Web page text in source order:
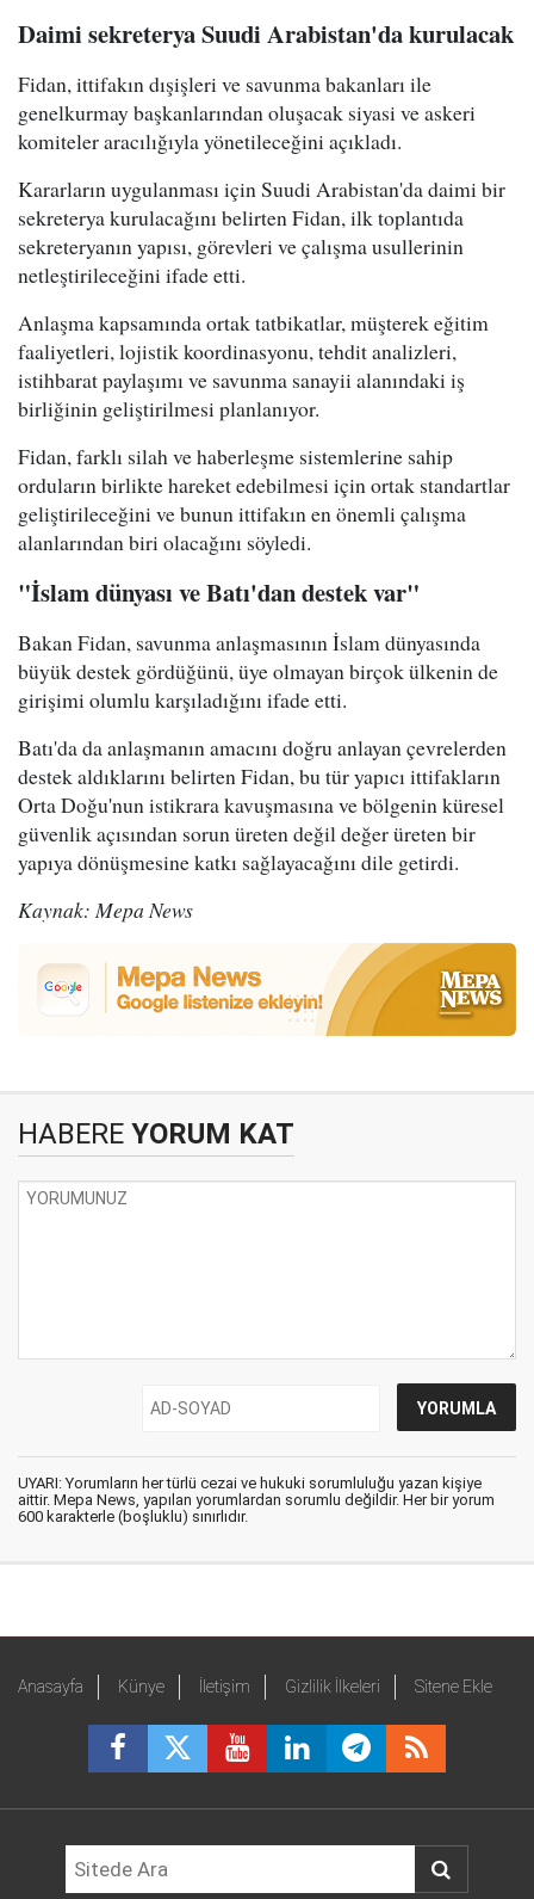
Daimi sekreterya Suudi Arabistan'da kurulacak
Fidan, ittifakın dışişleri ve savunma bakanları ile
genelkurmay başkanlarından oluşacak siyasi ve askeri
komiteler aracılığıyla yönetileceğini açıkladı.
Kararların uygulanması için Suudi Arabistan'da daimi bir
sekreterya kurulacağını belirten Fidan, ilk toplantıda
sekreteryanın yapısı, görevleri ve çalışma usullerinin
netleştirileceğini ifade etti.
Anlaşma kapsamında ortak tatbikatlar, müşterek eğitim
faaliyetleri, lojistik koordinasyonu, tehdit analizleri,
istihbarat paylaşımı ve savunma sanayii alanındaki iş
birliğinin geliştirilmesi planlanıyor.
Fidan, farklı silah ve haberleşme sistemlerine sahip
orduların birlikte hareket edebilmesi için ortak standartlar
geliştirileceğini ve bunun ittifakın en önemli çalışma
alanlarından biri olacağını söyledi.
"İslam dünyası ve Batı'dan destek var"
Bakan Fidan, savunma anlaşmasının İslam dünyasında
büyük destek gördüğünü, üye olmayan birçok ülkenin de
girişimi olumlu karşıladığını ifade etti.
Batı'da da anlaşmanın amacını doğru anlayan çevrelerden
destek aldıklarını belirten Fidan, bu tür yapıcı ittifakların
Orta Doğu'nun istikrara kavuşmasına ve bölgenin küresel
güvenlik açısından sorun üreten değil değer üreten bir
yapıya dönüşmesine katkı sağlayacağını dile getirdi.
Kaynak: Mepa News
HABERE YORUM KAT
UYARI: Yorumların her türlü cezai ve hukuki sorumluluğu yazan kişiye
aittir. Mepa News, yapılan yorumlardan sorumlu değildir. Her bir yorum
600 karakterle (boşluklu) sınırlıdır.
Anasayfa Künye İletişim Gizlilik İlkeleri Sitene Ekle